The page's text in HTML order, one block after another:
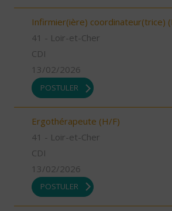
Infirmier(ière) coordinateur(trice)
41 - Loir-et-Cher
CDI
13/02/2026
POSTULER
Ergothérapeute (H/F)
41 - Loir-et-Cher
CDI
13/02/2026
POSTULER